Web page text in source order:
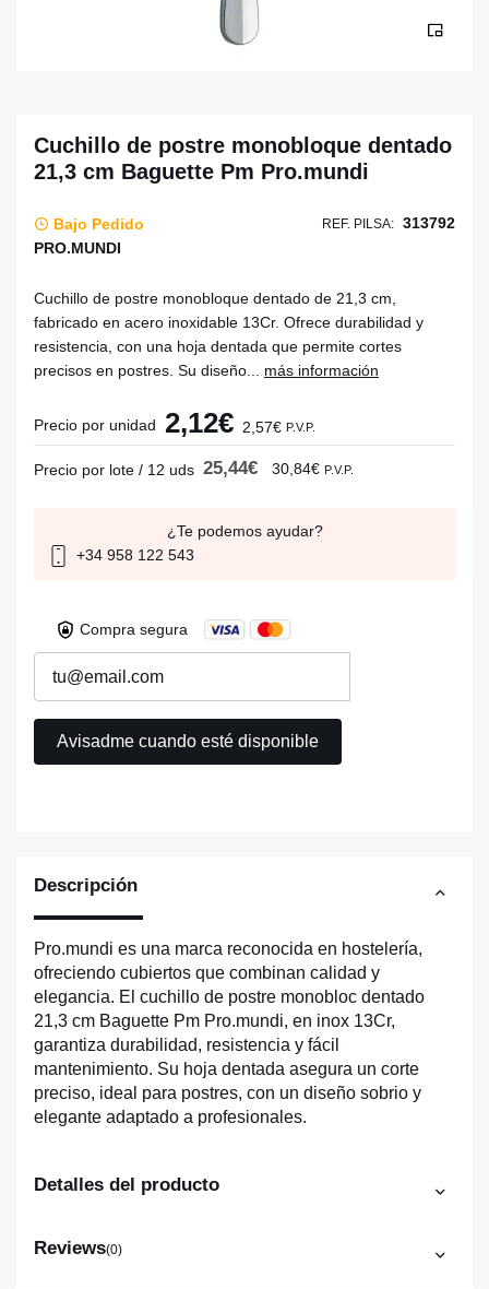
Descripción
Pro.mundi es una marca reconocida en hostelería,
ofreciendo cubiertos que combinan calidad y
elegancia. El cuchillo de postre monobloc dentado
21,3 cm Baguette Pm Pro.mundi, en inox 13Cr,
garantiza durabilidad, resistencia y fácil
mantenimiento. Su hoja dentada asegura un corte
preciso, ideal para postres, con un diseño sobrio y
elegante adaptado a profesionales.
Detalles del producto
Reviews(0)
Cuchillo de postre monobloque dentado
21,3 cm Baguette Pm Pro.mundi
Bajo Pedido REF. PILSA: 313792
PRO.MUNDI
Cuchillo de postre monobloque dentado de 21,3 cm,
fabricado en acero inoxidable 13Cr. Ofrece durabilidad y
resistencia, con una hoja dentada que permite cortes
precisos en postres. Su diseño... más información
Precio por unidad 2,12€ 2,57€ P.V.P.
Precio por lote / 12 uds 25,44€ 30,84€ P.V.P.
¿Te podemos ayudar?
+34 958 122 543
Compra segura